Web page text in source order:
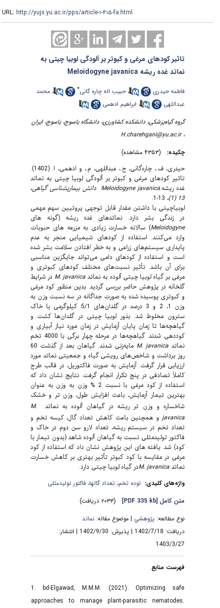
URL:http://yujs.yu.ac.ir/pps/article-۱-۴۱۵-fa.html
تاثیر کودهای مرغی و کبوتر بر آلودگی لوبیا چیتی به
نماتد غده ریشه Meloidogyne javanica
فاطمه حیدری ،حبیب اله چاره گانی ،محمد
عبداللهی
،ابراهیم ادهمی
گروه گیاه‌پزشکی، دانشکده کشاورزی، دانشگاه یاسوج، یاسوج، ایران
H.charehgani@yu.ac.ir
چکیده:
حیدری، ف.، چاره‌گانی، ح.، عبداللهی، م.، و ادهمی، ا. (1402).
تاثیر کودهای مرغی و کبوتر بر آلودگی لوبیا چیتی به نماتد
غده ریشه.
javanica
Meloidogyne
دانش بیماری­شناسی گیاهی،
13 (1)،
13-1.
لوبیاچیتی با داشتن مقدار قابل توجهی پروتیین سهم مهمی
در زندگی بشر دارد. نماتدهای غده ریشه (گونه ­های
Meloidogyne) سالانه خسارت زیادی به مزرعه ­های حبوبات
وارد می‌کنند. استفاده از کودهای شیمیایی منجر به عدم
پایداری سیستم‌های زراعی و به خطر افتادن سلامت بشر شده
است و استفاده از کودهای دامی می‌تواند جایگزین مناسبی
برای آن باشد. تأثیر نسبت‌های مختلف کودهای کبوتری و
مرغی بر گیاه لوبیا چیتیآلوده به نماتدM. javanica در شرایط
گلخانهدر پژوهش حاضربررسی گردید. بدین منظورکود مرغی
و کبوتری پوسیده شده به صورت جداگانه در سه نسبتوزن به
وزن 1، 2 و 3 درصد
در گلدان‌های 5/1 کیلوگرمی با خاک
سترون مخلوط شد. بذور لوبیا چیتی در گلدان‌ها کشت و
گیاهچه‌ها تا زمان پایان آزمایش در زمان مورد نیاز آبیاری و
کوددهی شدند. گیاهچه‌ها در مرحله چهار برگی با 4000 تخم
نماتدM. javanica
مایه‌زنی شدند. گیاهان بعد از گذشت 60
روز برداشت و شاخص‌های رویشی گیاه و جمعیتی نماتد مورد
ارزیابی قرار گرفت. آزمایشبه صورت فاکتوریل، در قالب طرح
کاملاً تصادفی درپنجتکرار انجام گرفت. نتایج نشان دادکه
استفاده از کود مرغی با نسبت 2 % وزن به وزن به عنوان
بهترین تیمار آزمایش، باعث افزایش طول، وزن تر و خشک
شاخساره و وزن تر ریشه در گیاهان آلوده به نماتد
M.
javanica و همچنین باعث کاهش تعداد گال، کیسه تخم و
تعداد تخم در سیستم ریشه، تعداد لارو سن دوم در خاک و
فاکتور تولیدمثلی نسبت به گیاهان آلوده شاهد (بدون تیمار با
کود) شد. یافته­ های این پژوهش نشان داد که استفاده از کود
مرغی در مقایسه با کود کبوتر تأثیر بهتری بر کاهش خسارت
نماتد javanica
M.در گیاه لوبیا چیتی دارد.
واژه‌های کلیدی:توده تخم،تعداد گال­ها،فاکتور تولیدمثلی
متن کامل[PDF 335 kb]
نوع مطالعه:پژوهشي| موضوع مقاله:نماتد
دریافت: 1402/7/18 | پذیرش: 1402/9/30 | انتشار:
1403/3/27
فهرست منابع
1. bd-Elgawad, M.M.M. (2021). Optimizing safe
approaches to manage plant-parasitic nematodes.